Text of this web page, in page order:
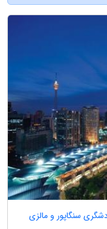
سنگاپور و مالزی